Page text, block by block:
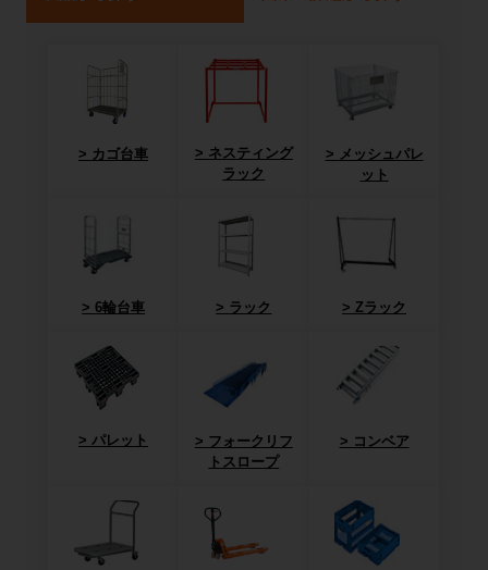
カゴ台車
ネスティング
ラック
メッシュパレ
ット
6輪台車 ラック Zラック
パレット
フォークリフ
トスロープ
コンベア